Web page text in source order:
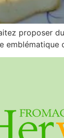
proposer
emblématique